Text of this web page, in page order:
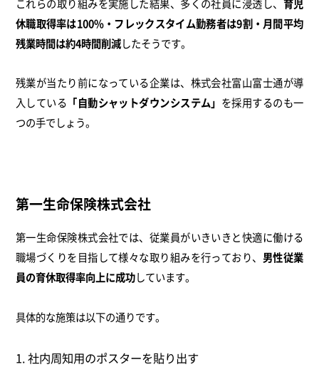
これらの取り組みを実施した結果、多くの社員に浸透し、 育児
休職取得率は100%・フレックスタイム勤務者は9割・月間平均
残業時間は約4時間削減したそうです。
残業が当たり前になっている企業は、株式会社富山富士通が導
入している 「自動シャットダウンシステム」 を採用するのも一
つの手でしょう。
第一生命保険株式会社
第一生命保険株式会社では、従業員がいきいきと快適に働ける
職場づくりを目指して様々な取り組みを行っており、 男性従業
員の育休取得率向上に成功しています。
具体的な施策は以下の通りです。
社内周知用のポスターを貼り出す